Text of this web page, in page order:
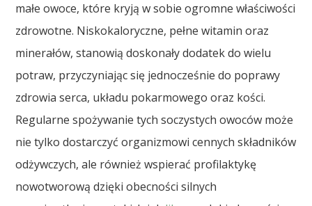
małe owoce, które kryją w sobie ogromne właściwości
zdrowotne. Niskokaloryczne, pełne witamin oraz
minerałów, stanowią doskonały dodatek do wielu
potraw, przyczyniając się jednocześnie do poprawy
zdrowia serca, układu pokarmowego oraz kości.
Regularne spożywanie tych soczystych owoców może
nie tylko dostarczyć organizmowi cennych składników
odżywczych, ale również wspierać profilaktykę
nowotworową dzięki obecności silnych